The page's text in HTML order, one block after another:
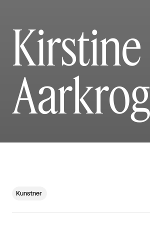
Kirstine
Aarkrog
Kunstner